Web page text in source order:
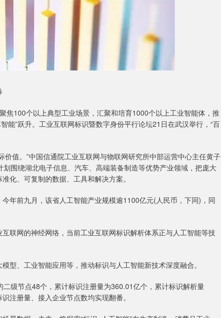
100个以上典型工业场景，汇聚和培育1000个以上工业智能体，推
能”跃升。工业互联网标识暨数字身份平行论坛21日在武汉举行，“百
值。”中国信通院工业互联网与物联网研究所中部运营中心主任黄子
围绕湖北电子信息、汽车、高端装备制造等优势产业领域，把庞大
化、可复制的数据、工具和解决方案。
前九月，该省人工智能产业规模逾1100亿元(人民币，下同)，同
网的神经网络，当前工业互联网标识解析体系正与人工智能等技
、工业智能应用等，推动标识与人工智能新技术深度融合。
级节点48个，累计标识注册量为360.01亿个，累计标识解析量
注册量、接入企业节点数均实现翻番。